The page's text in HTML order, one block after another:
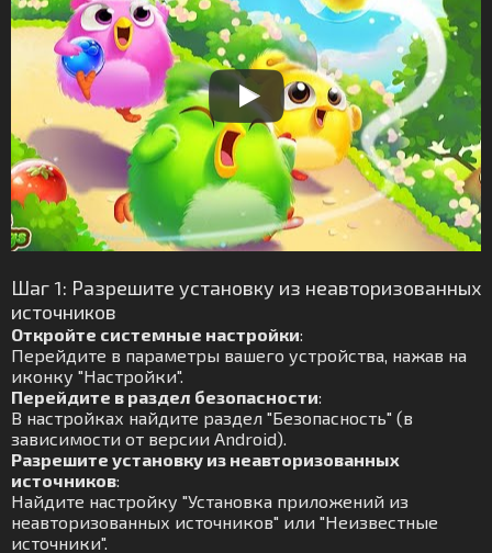
Шаг 1: Разрешите установку из неавторизованных
источников
Откройте системные настройки:
Перейдите в параметры вашего устройства, нажав на
иконку "Настройки".
Перейдите в раздел безопасности:
В настройках найдите раздел "Безопасность" (в
зависимости от версии Android).
Разрешите установку из неавторизованных
источников:
Найдите настройку "Установка приложений из
неавторизованных источников" или "Неизвестные
источники".